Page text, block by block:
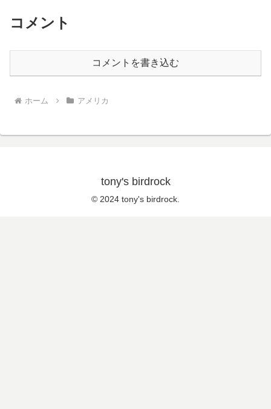
コメント
コメントを書き込む
ホーム アメリカ
tony's birdrock
© 2024 tony's birdrock.